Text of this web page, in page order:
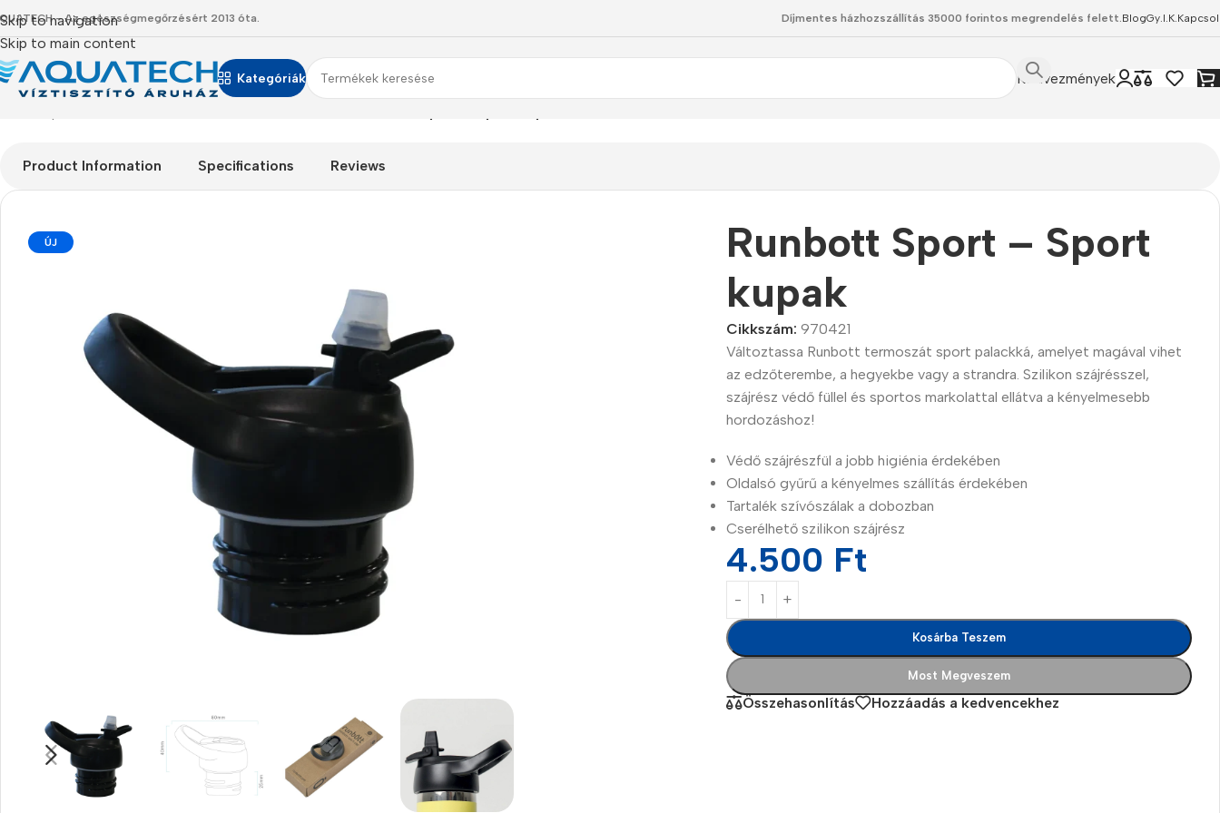
Skip to navigation
Skip to main content
- Az egészségmegőrzésért 2013 óta. Díjmentes házhozszállítás 35000 forintos megrendelés felett.BlogGy.I.K.
Kategóriák
Google
Nokia
Hoco
Screen Protectors
Headphones
In-ear headphones
Wired headphones
Kedvezmények
Product Information Specifications Reviews
ÚJ
Runbott Sport – Sport
kupak
Cikkszám:970421
Változtassa Runbott termoszát sport palackká, amelyet magával vihet
az edzőterembe, a hegyekbe vagy a strandra. Szilikon szájrésszel,
szájrész védő füllel és sportos markolattal ellátva a kényelmesebb
hordozáshoz!
Védő szájrészfül a jobb higiénia érdekében
Oldalsó gyűrű a kényelmes szállítás érdekében
Tartalék szívószálak a dobozban
Cserélhető szilikon szájrész
4.500 Ft
Kosárba Teszem
Most Megveszem
Összehasonlítás Hozzáadás a kedvencekhez